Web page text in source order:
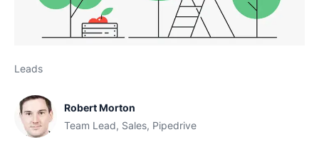
Leads
Robert Morton
Team Lead, Sales, Pipedrive